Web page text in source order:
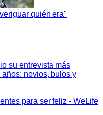
quién era"
su entrevista más
novios, bulos y
para ser feliz - WeLife